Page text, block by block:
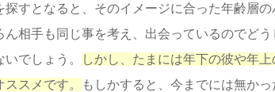
探すとなると、そのイメージに合った年齢層
相手も同じ事を考え、出会っているのでど
でしょう。
しかし、たまには年下の彼や年
スメです。
もしかすると、今までには無か